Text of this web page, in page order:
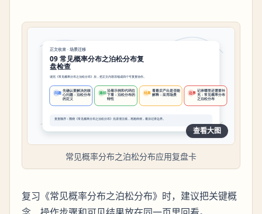
查看大图
常见概率分布之泊松分布应用复盘卡
复习《常见概率分布之泊松分布》时，建议把关键概